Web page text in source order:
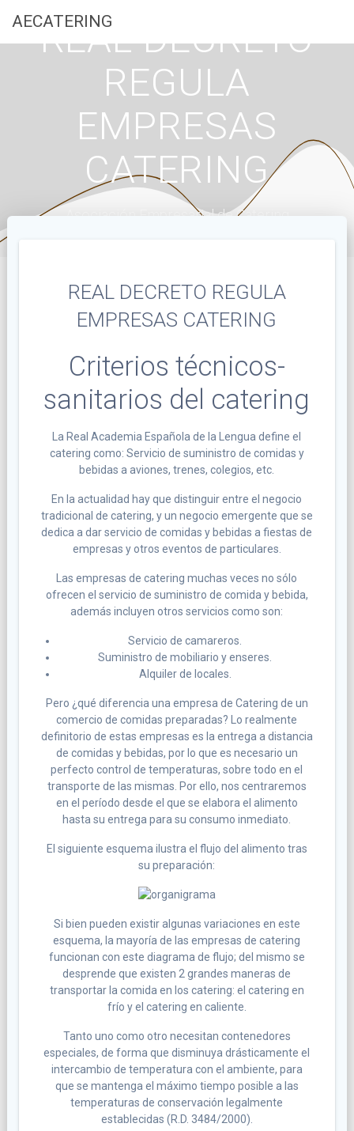
AECATERING
REAL DECRETO
REGULA
EMPRESAS
CATERING
Asociación Empresarial de Catering
REAL DECRETO REGULA
EMPRESAS CATERING
Criterios técnicos-
sanitarios del catering
La Real Academia Española de la Lengua define el
catering como: Servicio de suministro de comidas y
bebidas a aviones, trenes, colegios, etc.
En la actualidad hay que distinguir entre el negocio
tradicional de catering, y un negocio emergente que se
dedica a dar servicio de comidas y bebidas a fiestas de
empresas y otros eventos de particulares.
Las empresas de catering muchas veces no sólo
ofrecen el servicio de suministro de comida y bebida,
además incluyen otros servicios como son:
Servicio de camareros.
Suministro de mobiliario y enseres.
Alquiler de locales.
Pero ¿qué diferencia una empresa de Catering de un
comercio de comidas preparadas? Lo realmente
definitorio de estas empresas es la entrega a distancia
de comidas y bebidas, por lo que es necesario un
perfecto control de temperaturas, sobre todo en el
transporte de las mismas. Por ello, nos centraremos
en el período desde el que se elabora el alimento
hasta su entrega para su consumo inmediato.
El siguiente esquema ilustra el flujo del alimento tras
su preparación:
Si bien pueden existir algunas variaciones en este
esquema, la mayoría de las empresas de catering
funcionan con este diagrama de flujo; del mismo se
desprende que existen 2 grandes maneras de
transportar la comida en los catering: el catering en
frío y el catering en caliente.
Tanto uno como otro necesitan contenedores
especiales, de forma que disminuya drásticamente el
intercambio de temperatura con el ambiente, para
que se mantenga el máximo tiempo posible a las
temperaturas de conservación legalmente
establecidas (R.D. 3484/2000).